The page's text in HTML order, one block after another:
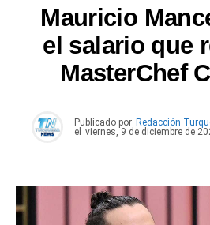
Mauricio
el salario que
MasterChef
Publicado por Redacción
el viernes, 9 de diciembre de